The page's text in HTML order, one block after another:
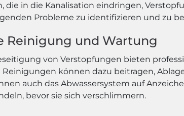
die in die Kanalisation eindringen,
Probleme zu identifizieren und zu
Reinigung und Wartung
von Verstopfungen bieten
können dazu beitragen,
auch das Abwassersystem auf
bevor sie sich verschlimmern.